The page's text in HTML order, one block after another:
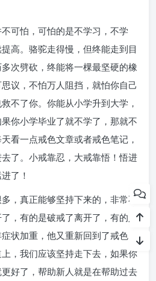
可怕，可怕的是不学习，不学
高。骆驼走得慢，但终能走到目
次劈砍，终能将一棵最坚硬的橡
议，不怕万人阻挡，就怕你自己
不了你。你能从小学升到大学，
你小学毕业了就不学了，那就不
看一点戒色文章或者戒色笔记，
了。小戒靠忍，大戒靠悟！悟进
了！
，真正能够坚持下来的，非常不
，有的是破戒了离开了，有的人
状加重，他又重新回到了戒色
，我们应该坚持走下去，如果你
好了，帮助新人就是在帮助过去